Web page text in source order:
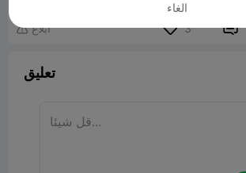
 ابلاغ 3 
تعليق
الغاء